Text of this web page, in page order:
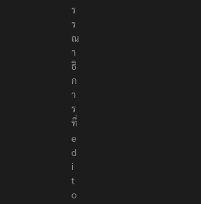
า
ธิ
ก
า
ร
ที่
e
d
i
t
o
r
@
t